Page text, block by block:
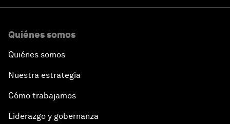
Quiénes somos
Quiénes somos
Nuestra estrategia
Cómo trabajamos
Liderazgo y gobernanza